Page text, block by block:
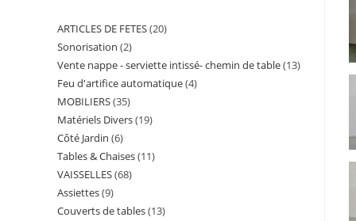
ARTICLES DE FETES 2020
Sonorisation 22
produits
Vente nappe - serviette intissé- chemin de table 1313
Feu d'artifice automatique 44
MOBILIERS 3535
produits
Matériels Divers 1919
Côté Jardin 66
produits
Tables & Chaises 1111
VAISSELLES 6868
Assiettes 99
produits
Couverts de tables 1313